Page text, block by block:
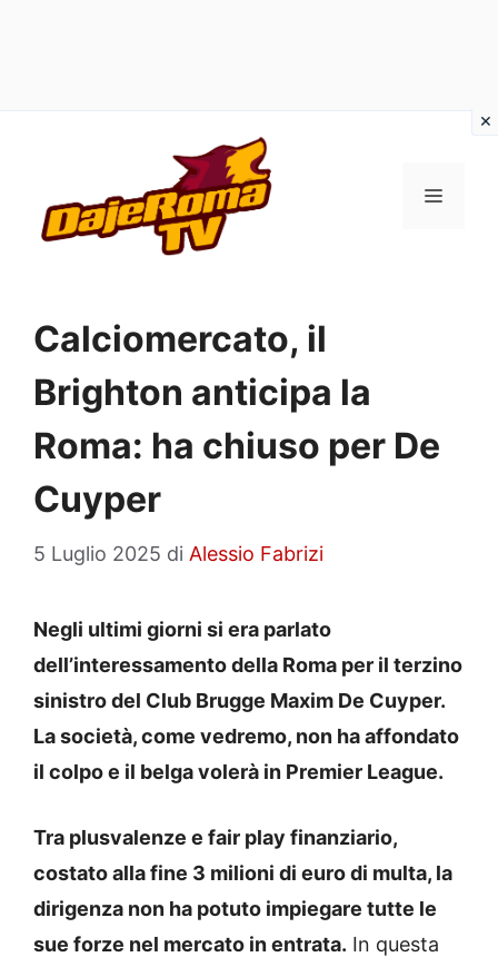
contenuto
MENU
Calciomercato, il
Brighton anticipa la
Roma: ha chiuso per De
Cuyper
5 Luglio 2025 di Alessio Fabrizi
Negli ultimi giorni si era parlato
dell’interessamento della Roma per il terzino
sinistro del Club Brugge Maxim De Cuyper.
La società, come vedremo, non ha affondato
il colpo e il belga volerà in Premier League.
Tra plusvalenze e fair play finanziario,
costato alla fine 3 milioni di euro di multa, la
dirigenza non ha potuto impiegare tutte le
sue forze nel mercato in entrata. In questa